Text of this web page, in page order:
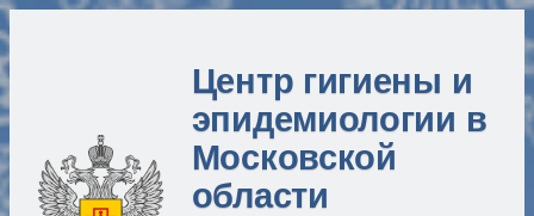
Центр гигиены и
эпидемиологии в
Московской
области